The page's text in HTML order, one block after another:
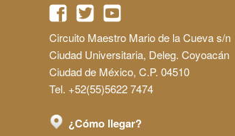
Circuito Maestro Mario de la Cueva s/n
Ciudad Universitaria, Deleg. Coyoacán
Ciudad de México, C.P. 04510
Tel. +52(55)5622 7474
¿Cómo llegar?